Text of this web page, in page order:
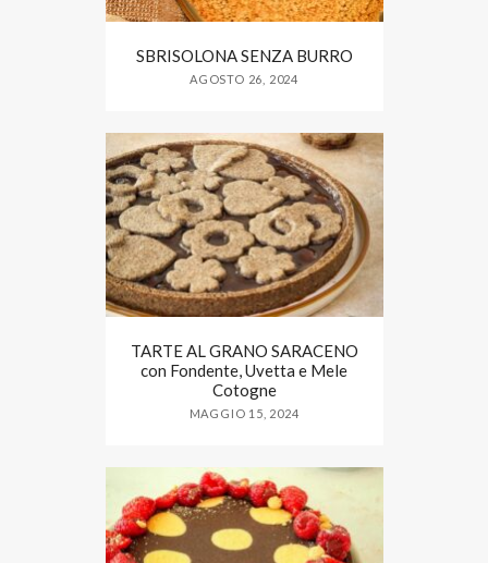
SBRISOLONA SENZA BURRO
AGOSTO 26, 2024
TARTE AL GRANO SARACENO
con Fondente, Uvetta e Mele
Cotogne
MAGGIO 15, 2024